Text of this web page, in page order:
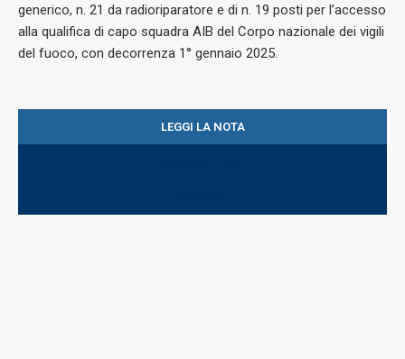
generico, n. 21 da radioriparatore e di n. 19 posti per l’accesso
alla qualifica di capo squadra AIB del Corpo nazionale dei vigili
del fuoco, con decorrenza 1° gennaio 2025.
LEGGI LA NOTA